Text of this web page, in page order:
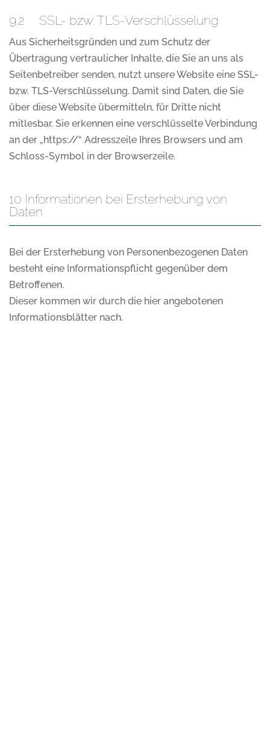
9.2 SSL- bzw. TLS-Verschlüsselung
Aus Sicherheitsgründen und zum Schutz der
Übertragung vertraulicher Inhalte, die Sie an uns als
Seitenbetreiber senden, nutzt unsere Website eine SSL-
bzw. TLS-Verschlüsselung. Damit sind Daten, die Sie
über diese Website übermitteln, für Dritte nicht
mitlesbar. Sie erkennen eine verschlüsselte Verbindung
an der „https://“ Adresszeile Ihres Browsers und am
Schloss-Symbol in der Browserzeile.
10 Informationen bei Ersterhebung von
Daten
Bei der Ersterhebung von Personenbezogenen Daten
besteht eine Informationspflicht gegenüber dem
Betroffenen.
Dieser kommen wir durch die hier angebotenen
Informationsblätter nach.